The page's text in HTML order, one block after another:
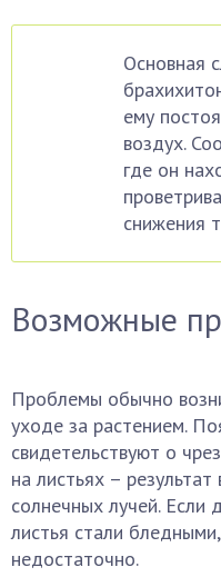
Основная
ему
воздух.
где он
снижения
Возможные
Проблемы обычно
уходе за растением.
свидетельствуют о
на листьях –
солнечных лучей. Если
листья стали
недостаточно.